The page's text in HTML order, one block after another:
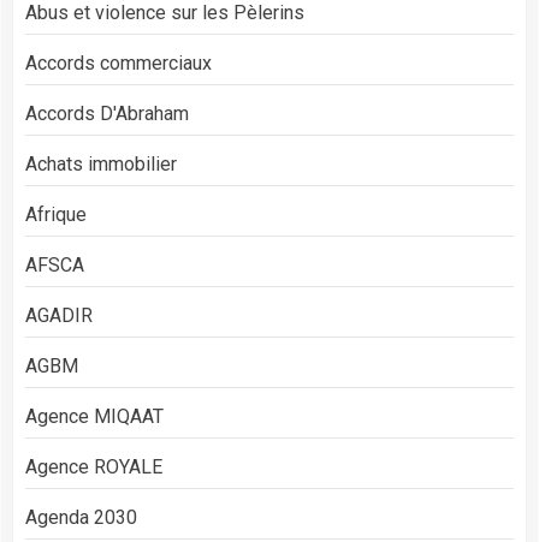
Abus et violence sur les Pèlerins
Accords commerciaux
Accords D'Abraham
Achats immobilier
Afrique
AFSCA
AGADIR
AGBM
Agence MIQAAT
Agence ROYALE
Agenda 2030